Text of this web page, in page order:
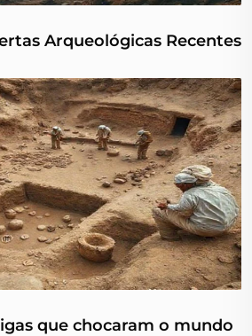
Arqueológicas Recentes
que chocaram o mundo